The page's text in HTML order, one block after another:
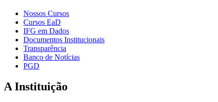
Nossos Cursos
Cursos EaD
IFG em Dados
Documentos Institucionais
Transparência
Banco de Notícias
PGD
A Instituição